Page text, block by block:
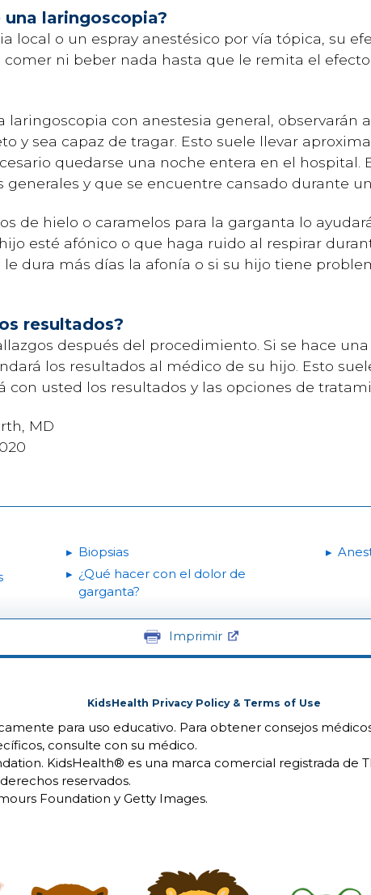
una laringoscopia?
local o un espray anestésico por vía tópica, su
ni beber nada hasta que le remita el
laringoscopia con anestesia general, observarán
y sea capaz de tragar. Esto suele llevar
quedarse una noche entera en el hospital.
generales y que se encuentre cansado durante
de hielo o caramelos para la garganta lo
esté afónico o que haga ruido al respirar
dura más días la afonía o si su hijo tiene
resultados?
después del procedimiento. Si se hace
los resultados al médico de su hijo. Esto
con usted los resultados y las opciones de
MD
Biopsias
¿Qué hacer con el dolor de
garganta?
Imprimir
KidsHealth Privacy Policy & Terms of Use
para uso educativo. Para obtener consejos
consulte con su médico.
KidsHealth® es una marca comercial registrada de
reservados.
Foundation y Getty Images.